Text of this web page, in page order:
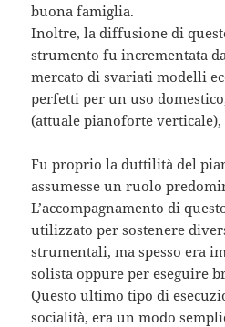
buona famiglia.
Inoltre, la diffusione di
strumento fu incrementata
mercato di svariati modelli
perfetti per un uso
(attuale pianoforte
Fu proprio la duttilità del
assumesse un ruolo
L’accompagnamento di
utilizzato per sostenere
strumentali, ma spesso era
solista oppure per eseguire
Questo ultimo tipo di
socialità, era un modo